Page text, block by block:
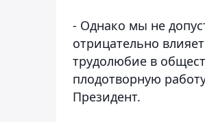
- Однако мы не
отрицательно
трудолюбие в
плодотворную
Президент.